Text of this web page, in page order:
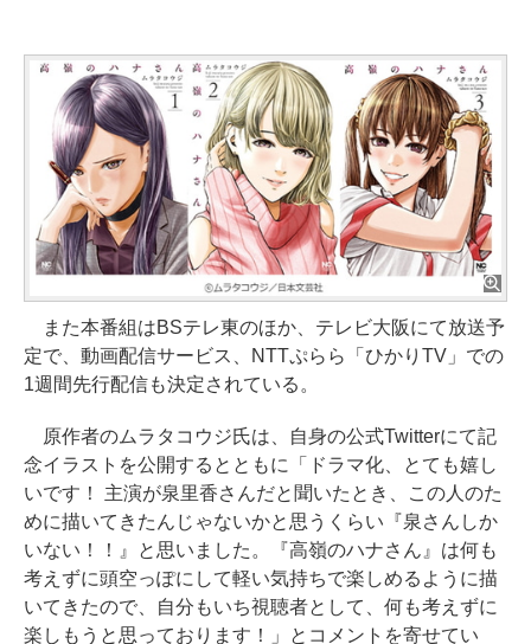
また本番組はBSテレ東のほか、テレビ大阪にて放送予
定で、動画配信サービス、NTTぷらら「ひかりTV」での
1週間先行配信も決定されている。
原作者のムラタコウジ氏は、自身の公式Twitterにて記
念イラストを公開するとともに「ドラマ化、とても嬉し
いです！ 主演が泉里香さんだと聞いたとき、この人のた
めに描いてきたんじゃないかと思うくらい『泉さんしか
いない！！』と思いました。『高嶺のハナさん』は何も
考えずに頭空っぽにして軽い気持ちで楽しめるように描
いてきたので、自分もいち視聴者として、何も考えずに
楽しもうと思っております！」とコメントを寄せてい